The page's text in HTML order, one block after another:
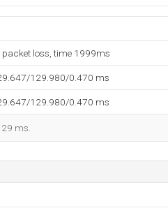
loss, time 1999ms
129.980/0.470 ms
129.980/0.470 ms
ms.